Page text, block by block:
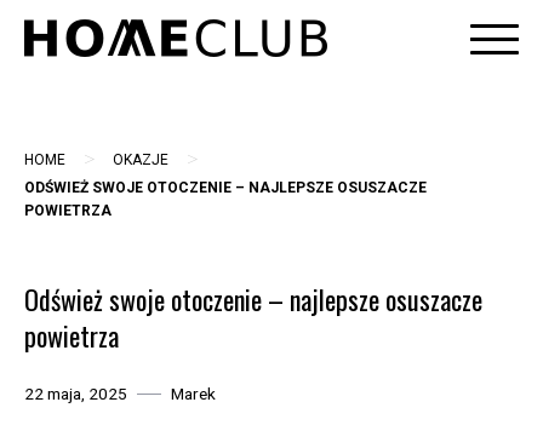
Skip
HOME > OKAZJE >
ODŚWIEŻ SWOJE OTOCZENIE – NAJLEPSZE OSUSZACZE
POWIETRZA
Odśwież swoje otoczenie – najlepsze osuszacze
powietrza
22 maja, 2025 Marek